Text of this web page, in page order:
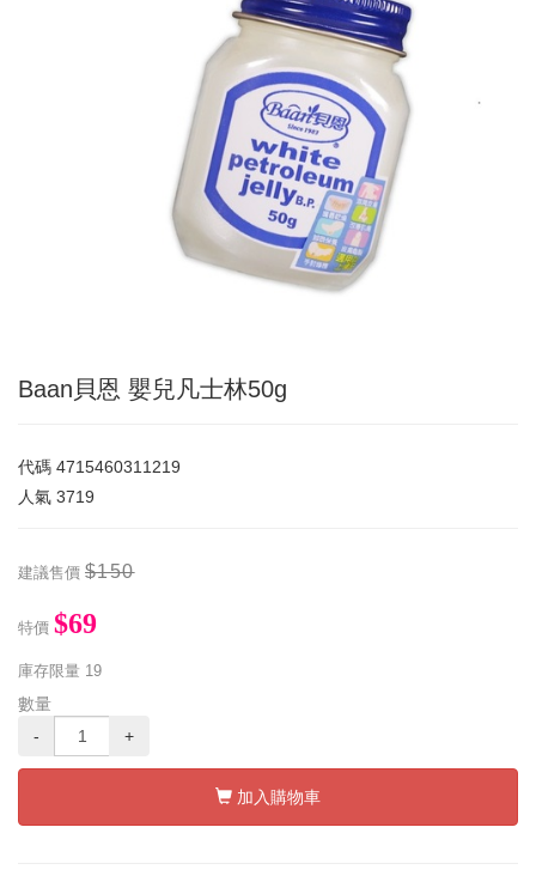
Baan貝恩 嬰兒凡士林50g
代碼 4715460311219
人氣 3719
建議售價 $150
特價 $69
庫存限量 19
數量
-
+
加入購物車